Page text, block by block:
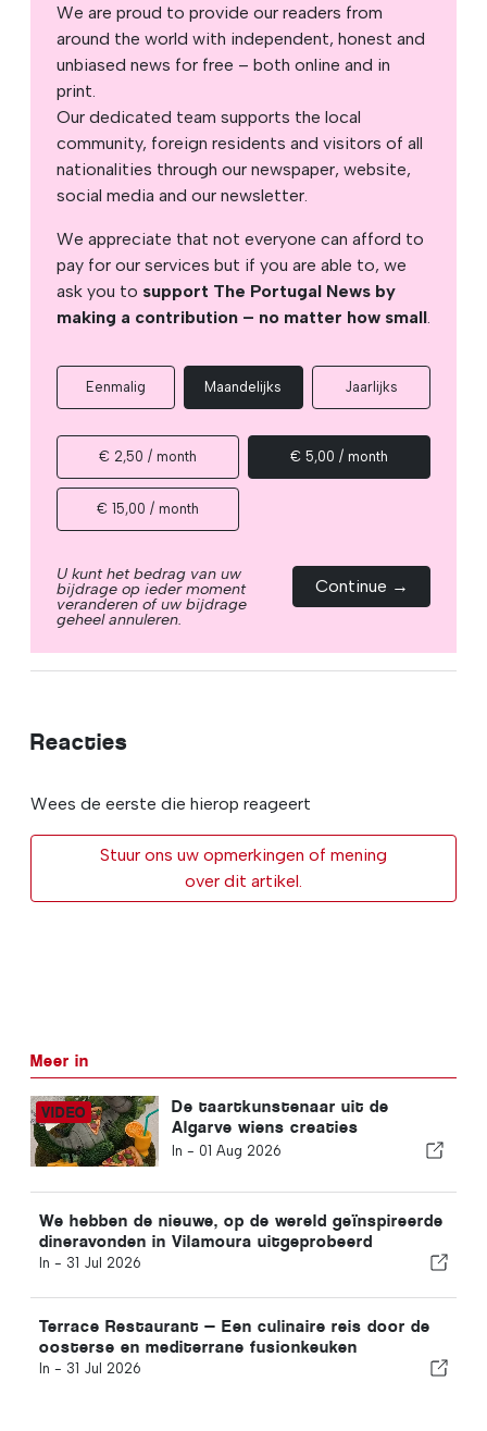
We are proud to provide our readers from
around the world with independent, honest and
unbiased news for free – both online and in
print.
Our dedicated team supports the local
community, foreign residents and visitors of all
nationalities through our newspaper, website,
social media and our newsletter.
We appreciate that not everyone can afford to
pay for our services but if you are able to, we
ask you to support The Portugal News by
making a contribution – no matter how small.
Eenmalig Maandelijks Jaarlijks
€ 2,50 / month € 5,00 / month
€ 15,00 / month
U kunt het bedrag van uw
bijdrage op ieder moment
veranderen of uw bijdrage
geheel annuleren.
Continue →
Reacties
Wees de eerste die hierop reageert
Stuur ons uw opmerkingen of mening
over dit artikel.
Meer in
De taartkunstenaar uit de
Algarve wiens creaties
internationale prijzen winnen
In - 01 Aug 2026
We hebben de nieuwe, op de wereld geïnspireerde
dineravonden in Vilamoura uitgeprobeerd
In - 31 Jul 2026
Terrace Restaurant — Een culinaire reis door de
oosterse en mediterrane fusionkeuken
In - 31 Jul 2026